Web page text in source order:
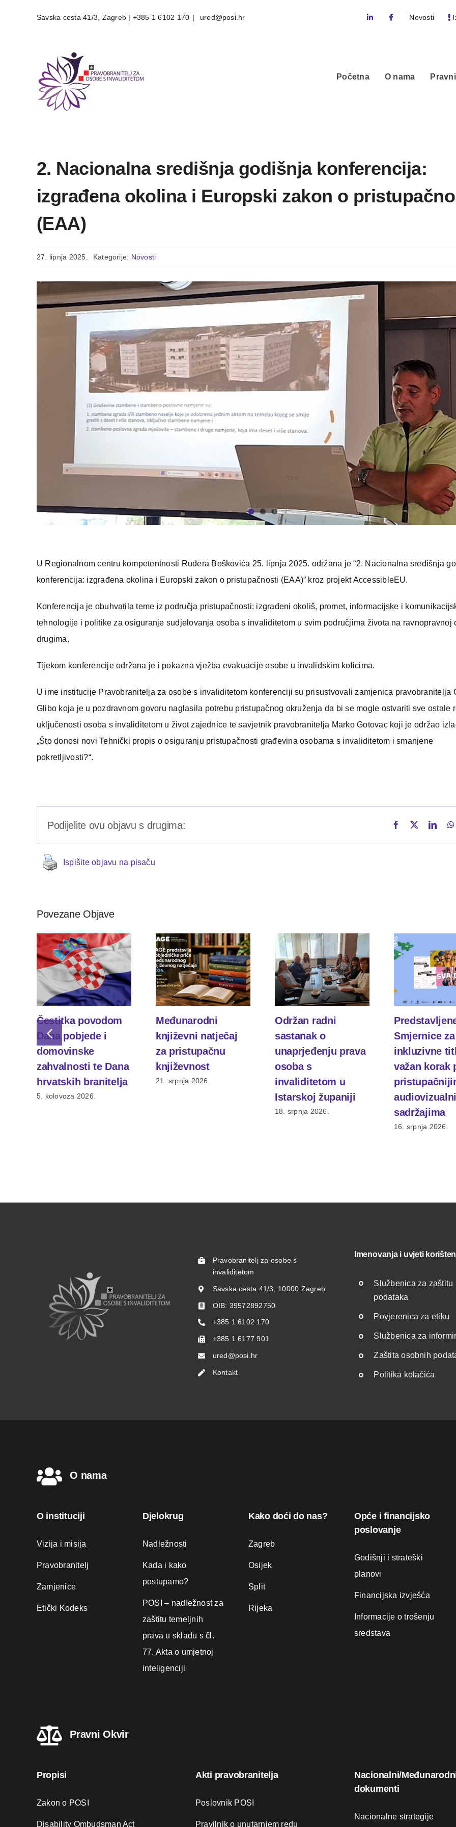
Savska cesta 41/3, Zagreb | +385 1 6102 170 | ured@posi.hr Novosti
Početna O nama
2. Nacionalna središnja godišnja konferencija:
izgrađena okolina i Europski zakon o
(EAA)
27. lipnja 2025. Kategorije: Novosti
U Regionalnom centru kompetentnosti Ruđera Boškovića 25. lipnja 2025. održana je “2. Nacionalna središnja
konferencija: izgrađena okolina i Europski zakon o pristupačnosti (EAA)” kroz projekt AccessibleEU.
Konferencija je obuhvatila teme iz područja pristupačnosti: izgrađeni okoliš, promet, informacijske i
tehnologije i politike za osiguranje sudjelovanja osoba s invaliditetom u svim područjima života na ravnopravnoj
drugima.
Tijekom konferencije održana je i pokazna vježba evakuacije osobe u invalidskim kolicima.
U ime institucije Pravobranitelja za osobe s invaliditetom konferenciji su prisustvovali zamjenica pravobranitelja
Glibo koja je u pozdravnom govoru naglasila potrebu pristupačnog okruženja da bi se mogle ostvariti sve ostale
uključenosti osoba s invaliditetom u život zajednice te savjetnik pravobranitelja Marko Gotovac koji je održao
„Što donosi novi Tehnički propis o osiguranju pristupačnosti građevina osobama s invaliditetom i smanjene
pokretljivosti?“.
Podijelite ovu objavu s drugima:
Ispišite objavu na pisaču
Povezane Objave
Čestitka povodom
Dana pobjede i
domovinske
zahvalnosti te Dana
hrvatskih branitelja
5. kolovoza 2026.
Međunarodni
književni natječaj
za pristupačnu
književnost
21. srpnja 2026.
Održan radni
sastanak o
unaprjeđenju prava
osoba s
invaliditetom u
Istarskoj županiji
18. srpnja 2026.
Smjernice za
inkluzivne
važan korak
sadržajima
16. srpnja 2026.
Pravobranitelj za osobe s
invaliditetom
Savska cesta 41/3, 10000 Zagreb
OIB: 39572892750
+385 1 6102 170
+385 1 6177 901
ured@posi.hr
Kontakt
Imenovanja i uvjeti
Službenica za zaštitu
podataka
Povjerenica za etiku
Službenica za
Zaštita osobnih
Politika kolačića
O nama
O instituciji
Vizija i misija
Pravobranitelj
Zamjenice
Etički Kodeks
Djelokrug
Nadležnosti
Kada i kako
postupamo?
POSI – nadležnost za
zaštitu temeljnih
prava u skladu s čl.
77. Akta o umjetnoj
inteligenciji
Kako doći do nas?
Zagreb
Osijek
Split
Rijeka
Opće i financijsko
poslovanje
Godišnji i strateški
planovi
Financijska izvješća
Informacije o trošenju
sredstava
Pravni Okvir
Propisi
Zakon o POSI
Disability Ombudsman Act
Akti pravobranitelja
Poslovnik POSI
Pravilnik o unutarnjem redu
Nacionalni/
dokumenti
Nacionalne strategije